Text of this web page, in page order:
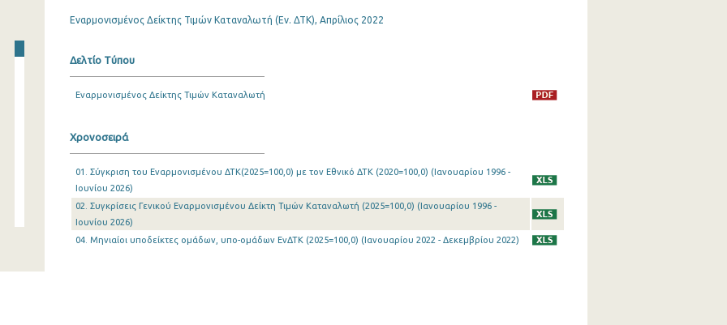
Εναρμονισμένος Δείκτης Τιμών Καταναλωτή (Εν. ΔΤΚ), Απρίλιος 2022
Δελτίο Τύπου
Εναρμονισμένος Δείκτης Τιμών Καταναλωτή
Χρονοσειρά
01. Σύγκριση του Εναρμονισμένου ΔΤΚ(2025=100,0) με τον Εθνικό ΔΤΚ (2020=100,0) (Ιανουαρίου 1996 -
Ιουνίου 2026)
02. Συγκρίσεις Γενικού Εναρμονισμένου Δείκτη Τιμών Καταναλωτή (2025=100,0) (Ιανουαρίου 1996 -
Ιουνίου 2026)
04. Μηνιαίοι υποδείκτες ομάδων, υπο-ομάδων ΕνΔΤΚ (2025=100,0) (Ιανουαρίου 2022 - Δεκεμβρίου 2022)